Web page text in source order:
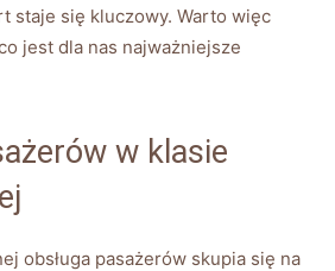
staje‌ się kluczowy. Warto więc
jest dla nas‌ najważniejsze
w​ klasie
obsługa‌ pasażerów ⁣skupia się ⁣na